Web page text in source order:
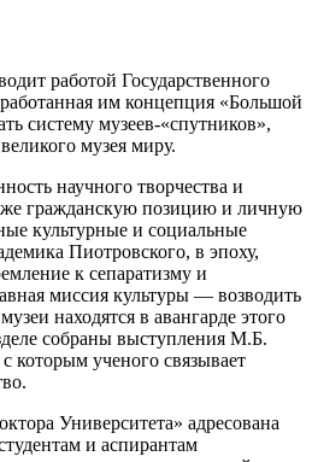
работой Государственного
им концепция «Большой
систему музеев-«спутников»,
музея миру.
научного творчества и
гражданскую позицию и личную
культурные и социальные
Пиотровского, в эпоху,
к сепаратизму и
миссия культуры — возводить
находятся в авангарде этого
собраны выступления М.Б.
ученого связывает
Университета» адресована
и аспирантам